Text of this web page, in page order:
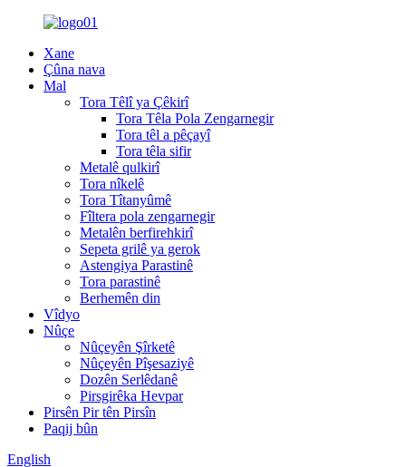
Xane
Çûna nava
Mal
Tora Têlî ya Çêkirî
Tora Têla Pola Zengarnegir
Tora têl a pêçayî
Tora têla sifir
Metalê qulkirî
Tora nîkelê
Tora Tîtanyûmê
Fîltera pola zengarnegir
Metalên berfirehkirî
Sepeta grilê ya gerok
Astengiya Parastinê
Tora parastinê
Berhemên din
Vîdyo
Nûçe
Nûçeyên Şîrketê
Nûçeyên Pîşesaziyê
Dozên Serlêdanê
Pirsgirêka Hevpar
Pirsên Pir tên Pirsîn
Paqij bûn
English